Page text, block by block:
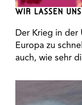
WIR LASSEN
Der Krieg in der
Europa zu
auch, wie sehr